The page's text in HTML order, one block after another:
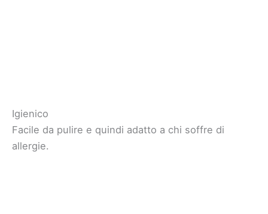
Igienico
Facile da pulire e quindi adatto a chi soffre di
allergie.